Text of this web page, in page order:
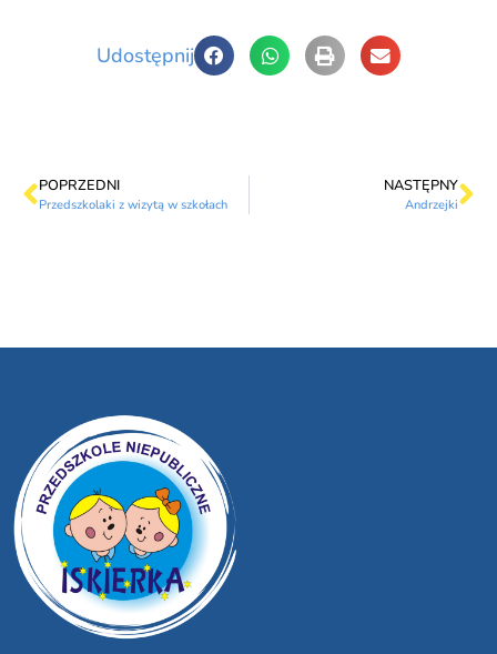
Udostępnij
POPRZEDNI
Przedszkolaki z wizytą w szkołach
NASTĘPNY
Andrzejki